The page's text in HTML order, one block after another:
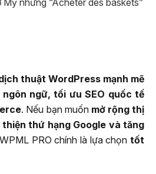
Mỹ nhưng “Acheter des baskets”
thuật WordPress mạnh mẽ
ngôn ngữ, tối ưu SEO quốc tế
. Nếu bạn muốn mở rộng thị
thứ hạng Google và tăng
PRO chính là lựa chọntốt